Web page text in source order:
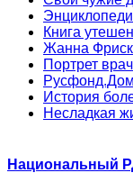
Книга
Жанна
Портрет
Русфонд.Дом
История
Несладкая
Национальный